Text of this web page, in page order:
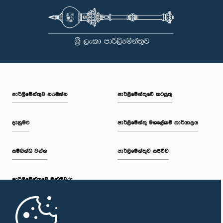
වරප්‍රසාද පිළිබඳ කාරක සභාව සහ පොදු ව්‍යාපාර පිළිබඳ කාරක සභාවේ
සභාපතිවරයා විසින් ඒ පිළිබඳව නිසි පරිදි සලකා බැලීමෙන් අනතුරුව, ඉහත
කී නිලධාරීන්ට සමාව ලබා දෙන ලෙස කරන ලද ඉල්ලීම පිළිගන්නා
ලදී. පාර්ලිමේන්තු කාරක සභා රැස්වීම් සඳහා පෙනී සිටින සියලුම පුද්ගලයන්
සෑම අවස්ථාවකදීම ඉහළම මට්ටමින් ආචාරධර්ම හා හැසිරීම් අනුගමනය
පාර්ලිමේන්තුවේ ගරුත්වය හා අධිකාරිය ආරක්ෂා කරමින් කටයුතු කිරීමත්
පාර්ලි‌මේන්තුව නරඹන්න
දැනුමට
සම්බන්ධ වන්න
පාර්ලි‌මේන්තුවේ මන්ත්‍රීවරු
මුල් පිටුව
පාර්ලිමේන්තුවේ කටයුතු
පාර්ලිමේන්තු මහලේකම් කාර්යාලය
පාර්ලිමේන්තුව සජීවීව